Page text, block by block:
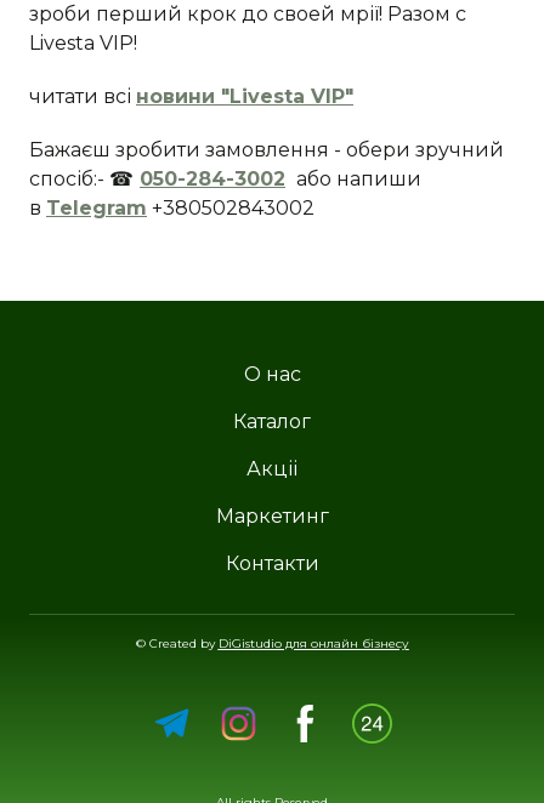
зроби перший крок до своей мрії! Разом с
Livesta VIP!
читати всі новини "Livesta VIP"
Бажаєш зробити замовлення - обери зручний
спосіб:- ☎ 050-284-3002 або напиши
в Telegram +380502843002
О нас
Каталог
Акціі
Маркетинг
Контакти
© Created by DiGistudio для онлайн бізнесу